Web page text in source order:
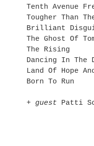
Tenth Avenue
Tougher Than
Brilliant
The Ghost Of
The Rising
Dancing In The
Land Of Hope
Born To Run
+ guest Patti